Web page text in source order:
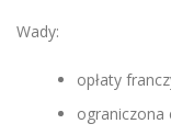
Wady:
opłaty
ograniczona